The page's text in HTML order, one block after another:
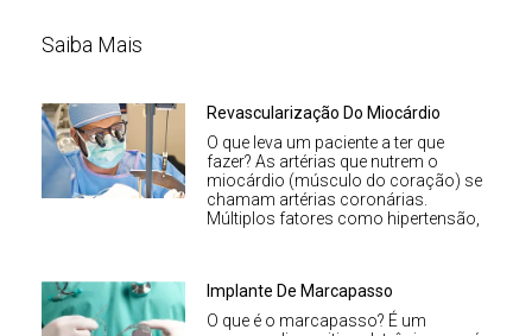
Saiba Mais
Revascularização Do Miocárdio
O que leva um paciente a ter que
fazer? As artérias que nutrem o
miocárdio (músculo do coração) se
chamam artérias coronárias.
Múltiplos fatores como hipertensão,
Implante De Marcapasso
O que é o marcapasso? É um